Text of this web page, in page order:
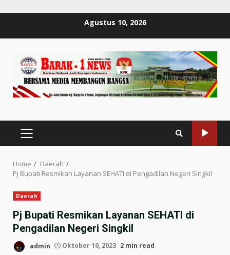
Agustus 10, 2026
PRIMARY
MENU
Home
Daerah
Pj Bupati Resmikan Layanan SEHATI di Pengadilan Negeri Singkil
Daerah
Pj Bupati Resmikan Layanan SEHATI di
Pengadilan Negeri Singkil
admin Oktober 10, 2023 2 min read